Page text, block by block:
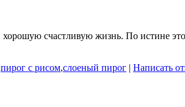
счастливую жизнь. По истине
пирог с рисом,слоеный пирог | Написать